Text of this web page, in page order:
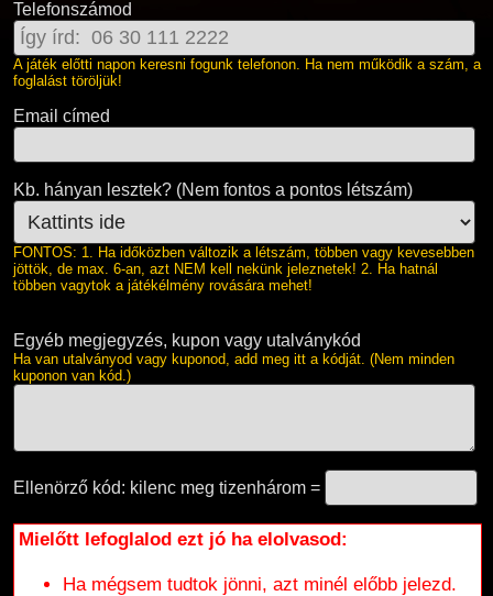
Telefonszámod
A játék előtti napon keresni fogunk telefonon. Ha nem működik a szám, a
foglalást töröljük!
Email címed
Kb. hányan lesztek? (Nem fontos a pontos létszám)
FONTOS: 1. Ha időközben változik a létszám, többen vagy kevesebben
jöttök, de max. 6-an, azt NEM kell nekünk jeleznetek! 2. Ha hatnál
többen vagytok a játékélmény rovására mehet!
Egyéb megjegyzés, kupon vagy utalványkód
Ha van utalványod vagy kuponod, add meg itt a kódját. (Nem minden
kuponon van kód.)
Ellenörző kód: kilenc meg tizenhárom =
Mielőtt lefoglalod ezt jó ha elolvasod:
Ha mégsem tudtok jönni, azt minél előbb jelezd.